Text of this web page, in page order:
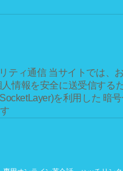
ティ通信 当サイトでは、
情報を安全に送受信する
を利用した 暗